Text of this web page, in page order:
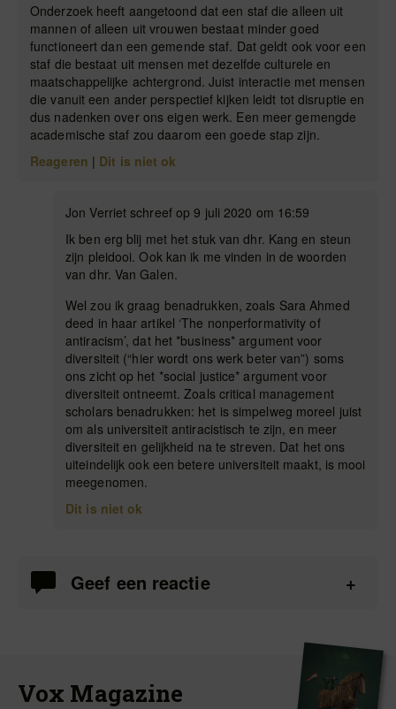
Onderzoek heeft aangetoond dat een staf die alleen uit
mannen of alleen uit vrouwen bestaat minder goed
functioneert dan een gemende staf. Dat geldt ook voor een
staf die bestaat uit mensen met dezelfde culturele en
maatschappelijke achtergrond. Juist interactie met mensen
die vanuit een ander perspectief kijken leidt tot disruptie en
dus nadenken over ons eigen werk. Een meer gemengde
academische staf zou daarom een goede stap zijn.
Reageren | Dit is niet ok
Jon Verriet schreef op 9 juli 2020 om 16:59
Ik ben erg blij met het stuk van dhr. Kang en steun
zijn pleidooi. Ook kan ik me vinden in de woorden
van dhr. Van Galen.
Wel zou ik graag benadrukken, zoals Sara Ahmed
deed in haar artikel ‘The nonperformativity of
antiracism’, dat het *business* argument voor
diversiteit (“hier wordt ons werk beter van”) soms
ons zicht op het *social justice* argument voor
diversiteit ontneemt. Zoals critical management
scholars benadrukken: het is simpelweg moreel juist
om als universiteit antiracistisch te zijn, en meer
diversiteit en gelijkheid na te streven. Dat het ons
uiteindelijk ook een betere universiteit maakt, is mooi
meegenomen.
Dit is niet ok
Geef een reactie
Vox Magazine